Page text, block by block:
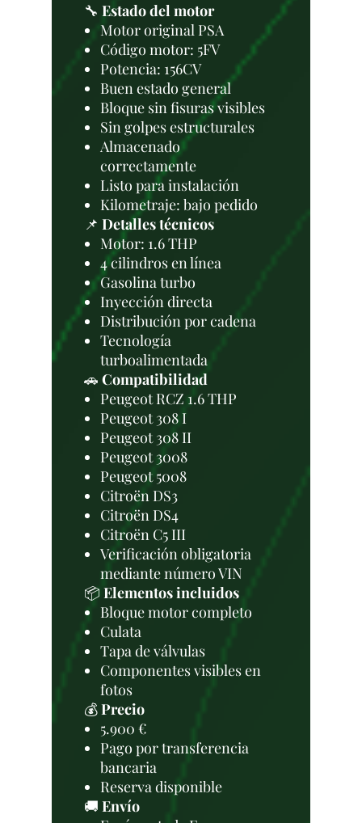
🔧 Estado del motor
Motor original PSA
Código motor: 5FV
Potencia: 156CV
Buen estado general
Bloque sin fisuras visibles
Sin golpes estructurales
Almacenado
correctamente
Listo para instalación
Kilometraje: bajo pedido
📌 Detalles técnicos
Motor: 1.6 THP
4 cilindros en línea
Gasolina turbo
Inyección directa
Distribución por cadena
Tecnología
turboalimentada
🚗 Compatibilidad
Peugeot RCZ 1.6 THP
Peugeot 308 I
Peugeot 308 II
Peugeot 3008
Peugeot 5008
Citroën DS3
Citroën DS4
Citroën C5 III
Verificación obligatoria
mediante número VIN
📦 Elementos incluidos
Bloque motor completo
Culata
Tapa de válvulas
Componentes visibles en
fotos
💰Precio
5.900 €
Pago por transferencia
bancaria
Reserva disponible
🚚 Envío